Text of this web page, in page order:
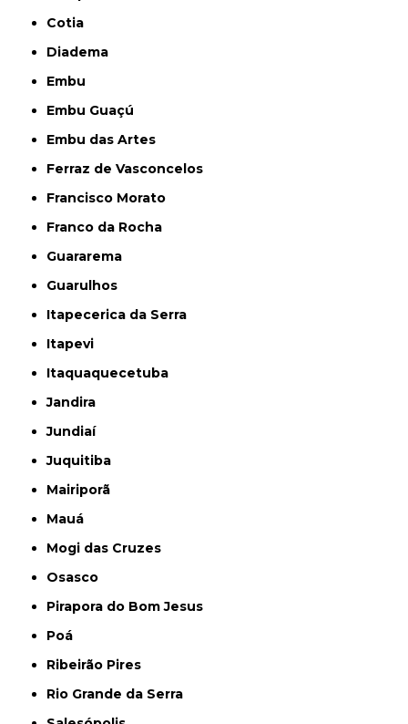
Cotia
Diadema
Embu
Embu Guaçú
Embu das Artes
Ferraz de Vasconcelos
Francisco Morato
Franco da Rocha
Guararema
Guarulhos
Itapecerica da Serra
Itapevi
Itaquaquecetuba
Jandira
Jundiaí
Juquitiba
Mairiporã
Mauá
Mogi das Cruzes
Osasco
Pirapora do Bom Jesus
Poá
Ribeirão Pires
Rio Grande da Serra